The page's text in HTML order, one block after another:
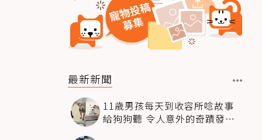
最新新聞
11歲男孩每天到收容所唸故事
給狗狗聽 令人意外的奇蹟發生